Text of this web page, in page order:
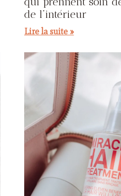
de l’intérieur
Lire la suite »